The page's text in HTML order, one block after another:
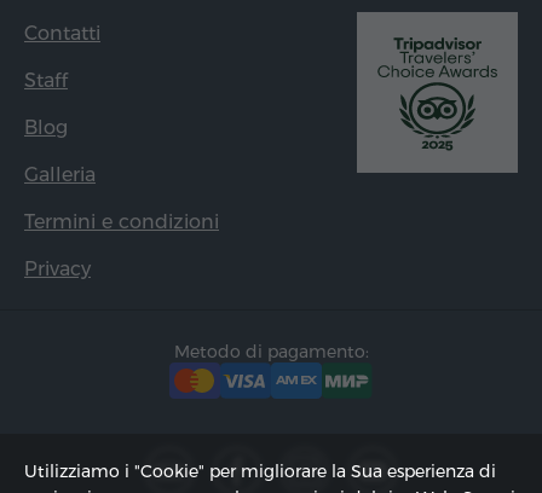
Contatti
Staff
Blog
Galleria
Termini e condizioni
Privacy
Metodo di pagamento:
Utilizziamo i "Cookie" per migliorare la Sua esperienza di